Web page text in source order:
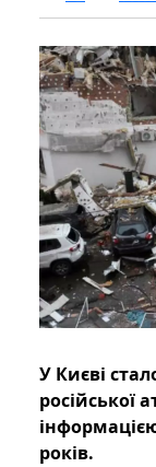
У Києві
російської
років.